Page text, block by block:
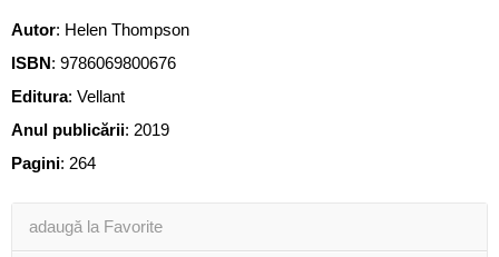
Autor: Helen Thompson
ISBN: 9786069800676
Editura: Vellant
Anul publicării: 2019
Pagini: 264
adaugă la Favorite